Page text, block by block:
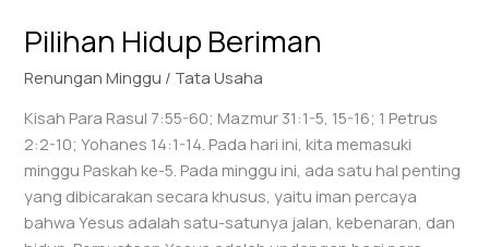
Pilihan Hidup Beriman
Renungan Minggu / Tata Usaha
Kisah Para Rasul 7:55-60; Mazmur 31:1-5, 15-16; 1 Petrus
2:2-10; Yohanes 14:1-14. Pada hari ini, kita memasuki
minggu Paskah ke-5. Pada minggu ini, ada satu hal penting
yang dibicarakan secara khusus, yaitu iman percaya
bahwa Yesus adalah satu-satunya jalan, kebenaran, dan